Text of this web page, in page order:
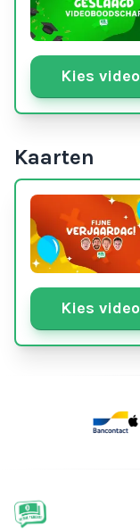
Kies video
Kaarten
Kies video